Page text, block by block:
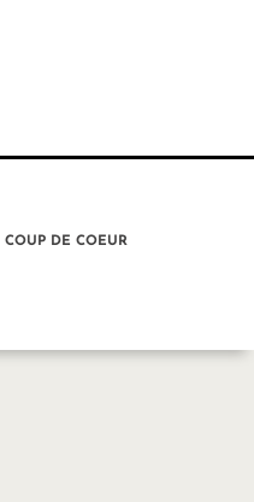
COUP DE COEUR